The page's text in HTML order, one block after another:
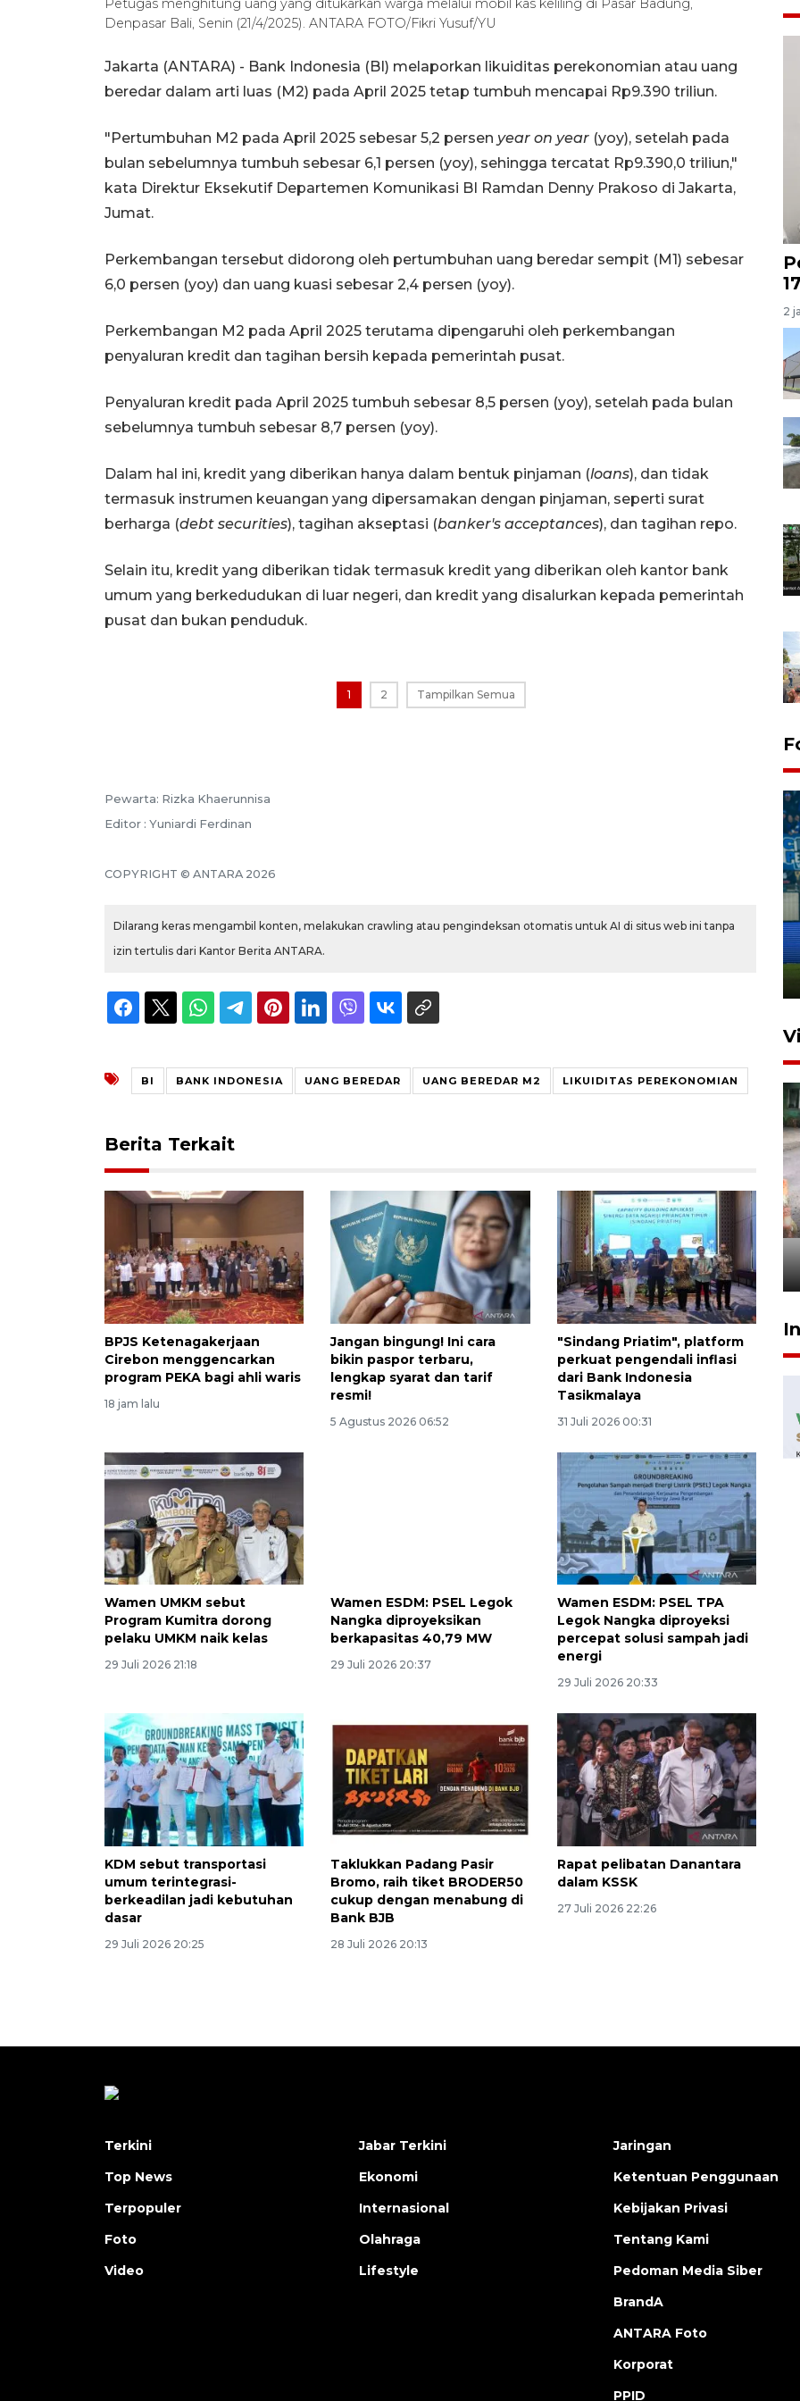
Petugas menghitung uang yang ditukarkan warga melalui mobil kas keliling di Pasar Badung,
Denpasar Bali, Senin (21/4/2025). ANTARA FOTO/Fikri Yusuf/YU
Jakarta (ANTARA) - Bank Indonesia (BI) melaporkan likuiditas perekonomian atau uang
beredar dalam arti luas (M2) pada April 2025 tetap tumbuh mencapai Rp9.390 triliun.
"Pertumbuhan M2 pada April 2025 sebesar 5,2 persen year on year (yoy), setelah pada
bulan sebelumnya tumbuh sebesar 6,1 persen (yoy), sehingga tercatat Rp9.390,0 triliun,"
kata Direktur Eksekutif Departemen Komunikasi BI Ramdan Denny Prakoso di Jakarta,
Jumat.
Perkembangan tersebut didorong oleh pertumbuhan uang beredar sempit (M1) sebesar
6,0 persen (yoy) dan uang kuasi sebesar 2,4 persen (yoy).
Perkembangan M2 pada April 2025 terutama dipengaruhi oleh perkembangan
penyaluran kredit dan tagihan bersih kepada pemerintah pusat.
Penyaluran kredit pada April 2025 tumbuh sebesar 8,5 persen (yoy), setelah pada bulan
sebelumnya tumbuh sebesar 8,7 persen (yoy).
Dalam hal ini, kredit yang diberikan hanya dalam bentuk pinjaman (loans), dan tidak
termasuk instrumen keuangan yang dipersamakan dengan pinjaman, seperti surat
berharga (debt securities), tagihan akseptasi (banker's acceptances), dan tagihan repo.
Selain itu, kredit yang diberikan tidak termasuk kredit yang diberikan oleh kantor bank
umum yang berkedudukan di luar negeri, dan kredit yang disalurkan kepada pemerintah
pusat dan bukan penduduk.
1 2 Tampilkan Semua
Pewarta: Rizka Khaerunnisa
Editor : Yuniardi Ferdinan
COPYRIGHT © ANTARA 2026
Dilarang keras mengambil konten, melakukan crawling atau pengindeksan otomatis untuk AI di situs web ini tanpa
izin tertulis dari Kantor Berita ANTARA.
BI BANK INDONESIA UANG BEREDAR UANG BEREDAR M2 LIKUIDITAS PEREKONOMIAN
Berita Terkait
BPJS Ketenagakerjaan
Cirebon menggencarkan
program PEKA bagi ahli waris
18 jam lalu
Jangan bingung! Ini cara
bikin paspor terbaru,
lengkap syarat dan tarif
resmi!
5 Agustus 2026 06:52
"Sindang Priatim", platform
perkuat pengendali inflasi
dari Bank Indonesia
Tasikmalaya
31 Juli 2026 00:31
Wamen UMKM sebut
Program Kumitra dorong
pelaku UMKM naik kelas
29 Juli 2026 21:18
Wamen ESDM: PSEL Legok
Nangka diproyeksikan
berkapasitas 40,79 MW
29 Juli 2026 20:37
Wamen ESDM: PSEL TPA
Legok Nangka diproyeksi
percepat solusi sampah jadi
energi
29 Juli 2026 20:33
KDM sebut transportasi
umum terintegrasi-
berkeadilan jadi kebutuhan
dasar
29 Juli 2026 20:25
Taklukkan Padang Pasir
Bromo, raih tiket BRODER50
cukup dengan menabung di
Bank BJB
28 Juli 2026 20:13
Rapat pelibatan Danantara
dalam KSSK
27 Juli 2026 22:26
2
dan manajerial SPPI di
Pigai: Penangkapan begal
tetap kewenangan aparat
penegak hukum
29 Juli 2026 00:31
Waspadai penyakit saat
musim kemarau
Terkini
Top News
Terpopuler
Foto
Video
Jabar Terkini
Ekonomi
Internasional
Olahraga
Lifestyle
Jaringan
Ketentuan Penggunaan
Kebijakan Privasi
Tentang Kami
Pedoman Media Siber
BrandA
ANTARA Foto
Korporat
PPID